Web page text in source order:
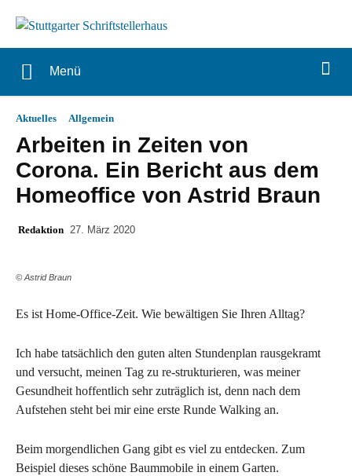
Menü
Aktuelles Allgemein
Arbeiten in Zeiten von
Corona. Ein Bericht aus dem
Homeoffice von Astrid Braun
Redaktion 27. März 2020
© Astrid Braun
Es ist Home-Office-Zeit. Wie bewältigen Sie Ihren Alltag?
Ich habe tatsächlich den guten alten Stundenplan rausgekramt
und versucht, meinen Tag zu re-strukturieren, was meiner
Gesundheit hoffentlich sehr zuträglich ist, denn nach dem
Aufstehen steht bei mir eine erste Runde Walking an.
Beim morgendlichen Gang gibt es viel zu entdecken. Zum
Beispiel dieses schöne Baummobile in einem Garten.